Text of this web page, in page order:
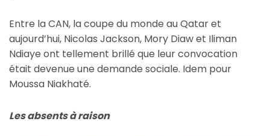
Entre la CAN, la coupe du monde au Qatar et
aujourd’hui, Nicolas Jackson, Mory Diaw et Iliman
Ndiaye ont tellement brillé que leur convocation
était devenue une demande sociale. Idem pour
Moussa Niakhaté.
Les absents à raison